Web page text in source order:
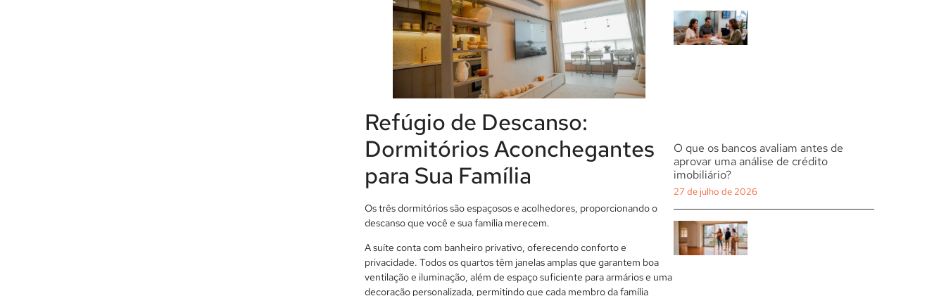
Refúgio de Descanso:
Dormitórios Aconchegantes
para Sua Família
Os três dormitórios são espaçosos e acolhedores, proporcionando o
descanso que você e sua família merecem.
A suíte conta com banheiro privativo, oferecendo conforto e
privacidade. Todos os quartos têm janelas amplas que garantem boa
ventilação e iluminação, além de espaço suficiente para armários e uma
decoração personalizada, permitindo que cada membro da família
O que os bancos avaliam antes de
aprovar uma análise de crédito
imobiliário?
27 de julho de 2026